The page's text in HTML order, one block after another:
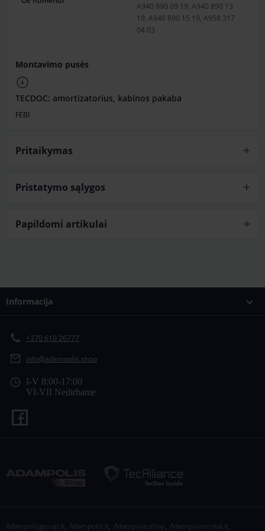
A940 890 09 19, A940 890 13
19, A940 890 15 19, A958 317
04 03
Montavimo pusės
TECDOC: amortizatorius, kabinos pakaba
FEBI
Pritaikymas
Pristatymo sąlygos
Papildomi artikulai
Informacija
+370 610 26777
info@adampolis.shop
I-V 8:00-17:00
VI-VII Nedirbame
Adampolisgroup.lt, Adampolis.lt, Adampolis.shop, Adampolisrental.lt,